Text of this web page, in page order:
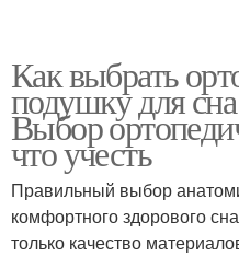
Как выбрать
подушку для
Выбор
что учесть
Правильный выбор
комфортного здорового
только качество